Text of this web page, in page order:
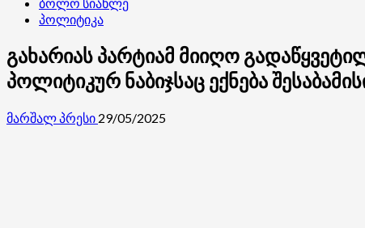
პოლიტიკა
გახარიას პარტიამ მიიღო
პოლიტიკურ ნაბიჯსაც ექნება
მარშალ პრესი 29/05/2025